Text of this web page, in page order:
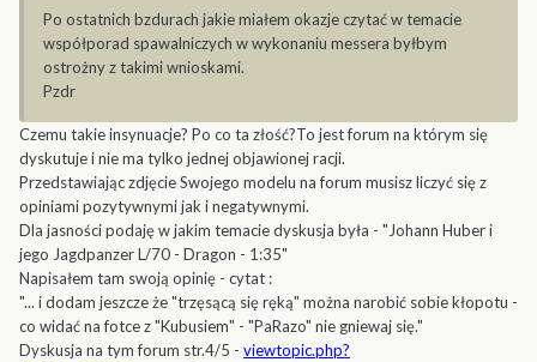
Po ostatnich bzdurach jakie miałem okazje czytać w temacie
współporad spawalniczych w wykonaniu messera byłbym
ostrożny z takimi wnioskami.
Pzdr
Czemu takie insynuacje? Po co ta złość?To jest forum na którym się
dyskutuje i nie ma tylko jednej objawionej racji.
Przedstawiając zdjęcie Swojego modelu na forum musisz liczyć się z
opiniami pozytywnymi jak i negatywnymi.
Dla jasności podaję w jakim temacie dyskusja była - "Johann Huber i
jego Jagdpanzer L/70 - Dragon - 1:35"
Napisałem tam swoją opinię - cytat :
"... i dodam jeszcze że "trzęsącą się ręką" można narobić sobie kłopotu -
co widać na fotce z "Kubusiem" - "PaRazo" nie gniewaj się."
Dyskusja na tym forum str.4/5 - viewtopic.php?